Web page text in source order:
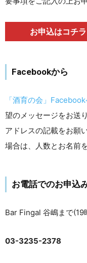
お申込はコチラ
Facebookから
「酒育の会」
望のメッセージをお送
アドレスの記載をお願
場合は、人数とお名前
お電話でのお申込
Bar Fingal 谷嶋まで(19
03-3235-2378